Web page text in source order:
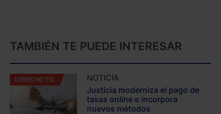
TAMBIÉN TE PUEDE INTERESAR
DERECHO TIC
NOTICIA
Justicia moderniza el pago de
tasas online e incorpora
nuevos métodos